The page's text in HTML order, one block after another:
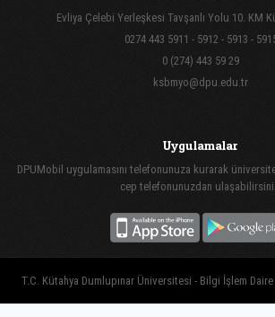
Evliya Çelebi Yerleşkesi Tavşanlı Yolu 10. KM
0274 443 5911 - 5912 - 5913 -
0 (274) 443 59 29
ksbmyo@dpu.edu.tr
Uygulamalar
DPUMobil uygulamasını telefonunuza kurarak
cep telefonunuzdan
T.C. Kütahya Dumlupınar Üniversitesi - Bilgi İşlem Daire